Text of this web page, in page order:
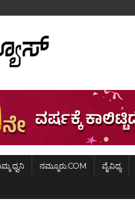
ಧ್ವನಿ ನಮ್ಮೂರು.COM ವೈವಿಧ್ಯ